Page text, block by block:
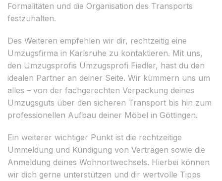
Formalitäten und die Organisation des Transports
festzuhalten.
Des Weiteren empfehlen wir dir, rechtzeitig eine
Umzugsfirma in Karlsruhe zu kontaktieren. Mit uns,
den Umzugsprofis Umzugsprofi Fiedler, hast du den
idealen Partner an deiner Seite. Wir kümmern uns um
alles – von der fachgerechten Verpackung deines
Umzugsguts über den sicheren Transport bis hin zum
professionellen Aufbau deiner Möbel in Göttingen.
Ein weiterer wichtiger Punkt ist die rechtzeitige
Ummeldung und Kündigung von Verträgen sowie die
Anmeldung deines Wohnortwechsels. Hierbei können
wir dich gerne unterstützen und dir wertvolle Tipps